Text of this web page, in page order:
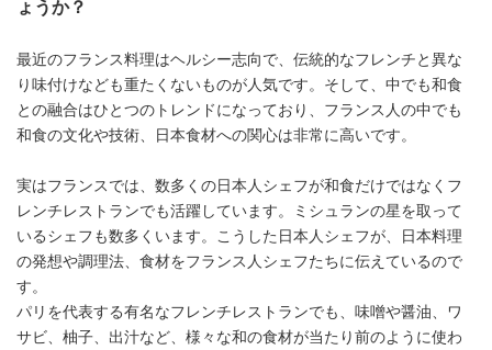
ょうか？
最近のフランス料理はヘルシー志向で、伝統的なフレンチと異な
り味付けなども重たくないものが人気です。そして、中でも和食
との融合はひとつのトレンドになっており、フランス人の中でも
和食の文化や技術、日本食材への関心は非常に高いです。
実はフランスでは、数多くの日本人シェフが和食だけではなくフ
レンチレストランでも活躍しています。ミシュランの星を取って
いるシェフも数多くいます。こうした日本人シェフが、日本料理
の発想や調理法、食材をフランス人シェフたちに伝えているので
す。
パリを代表する有名なフレンチレストランでも、味噌や醤油、ワ
サビ、柚子、出汁など、様々な和の食材が当たり前のように使わ